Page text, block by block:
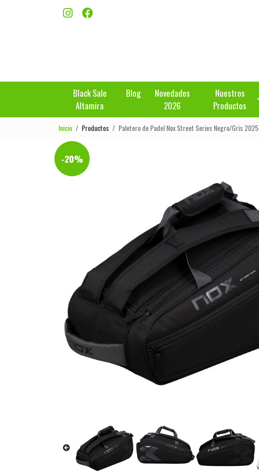
Black Sale
Altamira
Blog
Novedades
2026
Nuestros
Productos
Inicio Productos Paletero de Padel Nox Street Series Negro/Gris 2025
-20%